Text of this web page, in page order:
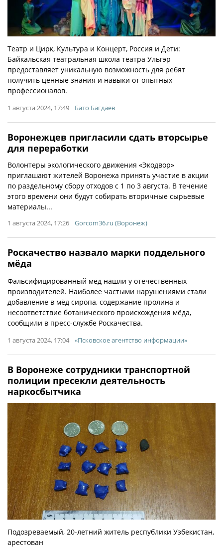
Театр и Цирк, Культура и Концерт, Россия и Дети:
Байкальская театральная школа театра Ульгэр
предоставляет уникальную возможность для ребят
получить ценные знания и навыки от опытных
профессионалов.
1 августа 2024, 17:49 Бато Багдаев
Воронежцев пригласили сдать вторсырье
для переработки
Волонтеры экологического движения «Экодвор»
приглашают жителей Воронежа принять участие в акции
по раздельному сбору отходов с 1 по 3 августа. В течение
этого времени они будут собирать вторичные сырьевые
материалы...
1 августа 2024, 17:26 Gorcom36.ru (Воронеж)
Роскачество назвало марки поддельного
мёда
Фальсифицированный мёд нашли у отечественных
производителей. Наиболее частыми нарушениями стали
добавление в мёд сиропа, содержание пролина и
несоответствие ботанического происхождения мёда,
сообщили в пресс-службе Роскачества.
1 августа 2024, 17:04 «Псковское агентство информации»
В Воронеже сотрудники транспортной
полиции пресекли деятельность
наркосбытчика
Подозреваемый, 20-летний житель республики Узбекистан,
арестован